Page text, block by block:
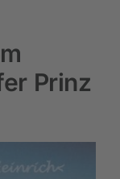
Prinz